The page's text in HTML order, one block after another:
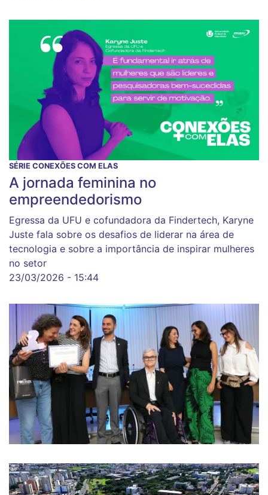
SÉRIE CONEXÕES COM ELAS
A jornada feminina no
empreendedorismo
Egressa da UFU e cofundadora da Findertech, Karyne
Juste fala sobre os desafios de liderar na área de
tecnologia e sobre a importância de inspirar mulheres
no setor
23/03/2026 - 15:44